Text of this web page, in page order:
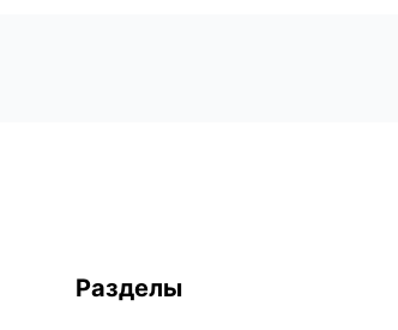
Разделы